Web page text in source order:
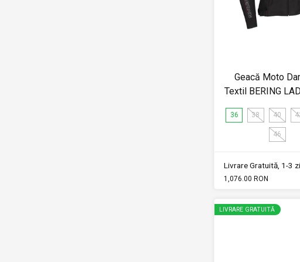
Geacă Moto
Textil BERING
36 38 40
46
Livrare Gratuită, 1-3
1,076.00 RON
LIVRARE GRATUITĂ